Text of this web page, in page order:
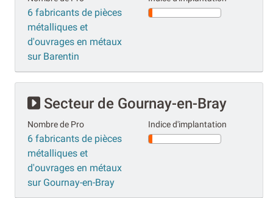
6 fabricants de pièces
métalliques et
d'ouvrages en métaux
sur Barentin
Secteur de Gournay-en-Bray
Nombre de Pro
6 fabricants de pièces
métalliques et
d'ouvrages en métaux
sur Gournay-en-Bray
Indice d'implantation